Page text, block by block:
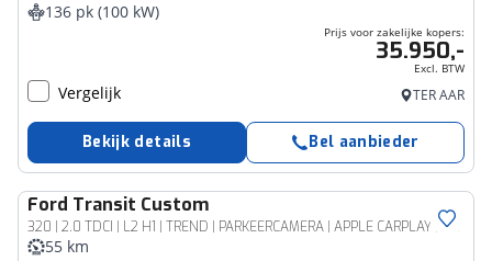
136 pk (100 kW)
Prijs voor zakelijke kopers:
35.950,-
Excl. BTW
Vergelijk TER AAR
Bekijk details Bel aanbieder
Ford Transit Custom
320 | 2.0 TDCI | L2 H1 | TREND | PARKEERCAMERA | APPLE CARPLAY | ANDROID AUTO | 3-ZITS | CLIMATE CONTROL | VOORRUITVERWARMING | CRUISE CONTROL | METALLIC LAK CHROME BLUE
Bedrijfswagen
55 km